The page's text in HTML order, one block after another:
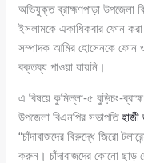
অভিযুক্ত ব্রাহ্মণপাড়া উপজেলা
ইসলামকে একাধিকবার ফোন করা
সম্পাদক আমির হোসেনকে ফোন ও
বক্তব্য পাওয়া যায়নি।
এ বিষয়ে কুমিল্লা-৫ বুড়িচং-
উপজেলা বিএনপির সভাপতিহাজী
“চাঁদাবাজদের বিরুদ্ধে জিরো
করুন। চাঁদাবাজদের কোনো ছাড়